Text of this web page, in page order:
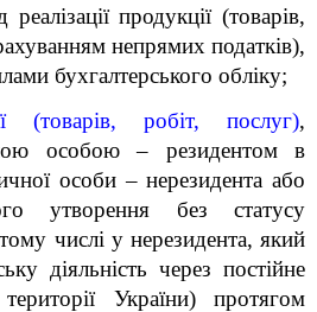
продукції (товарів,
непрямих податків),
бухгалтерського обліку;
(товарів, робіт, послуг),
особою – резидентом в
особи – нерезидента або
утворення без статусу
числі у нерезидента, який
діяльність через постійне
України) протягом